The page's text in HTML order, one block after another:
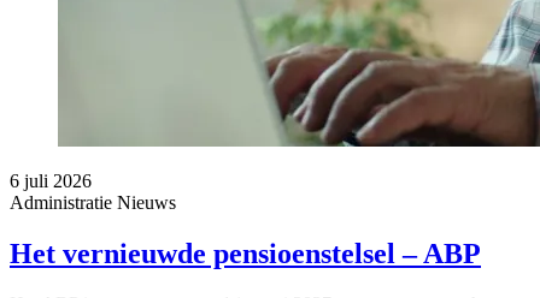
6 juli 2026
Administratie Nieuws
Het vernieuwde pensioenstelsel – ABP